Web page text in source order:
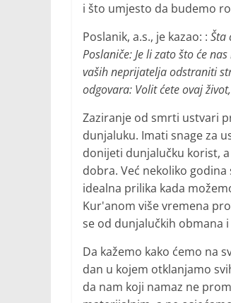
i što umjesto da budemo
Poslanik, a.s., je kazao: : Šta
Poslaniče: Je li zato što će
vaših neprijatelja odstraniti
odgovara: Volit ćete ovaj
Zaziranje od smrti ustvari
dunjaluku. Imati snage za
donijeti dunjalučku korist,
dobra. Već nekoliko
idealna prilika kada
Kur'anom više vremena
se od dunjalučkih obmana
Da kažemo kako ćemo na
dan u kojem otklanjamo
da nam koji namaz ne